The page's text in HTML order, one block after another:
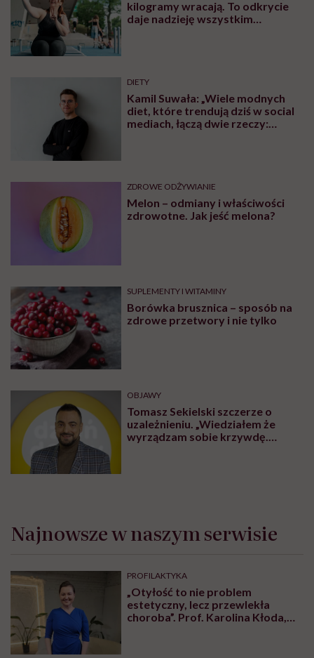
W rozmowie z Karoliną Wierzbińską dr Brzegowy,
która jest dietetykiem klinicznym pracującym m.in. z
pacjentami chorującymi na otyłość i leczonymi
otyłościowa i dlaczego nie wynika z lenistwa ani tzw.
słabej woli. Tłumaczy, kiedy warto rozważyć leczenie
farmakologiczne lub operację bariatryczną, jak
działają analogi GLP-1 i przekonuje, że po operacji też
zmieni się relacja z jedzeniem.
Posłuchaj
Posłuchaj nas również na:
YouTube
Spotify
Apple Podcasts
Rozdziały tego
podcastu
Najlepsze fragmenty.